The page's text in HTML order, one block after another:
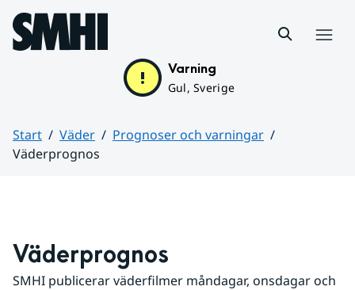
Hoppa till sidans innehåll
Varning
Gul, Sverige
Start Väder
Prognoser och varningar
Väderprognos
Väderprognos
SMHI publicerar väderfilmer måndagar, onsdagar och